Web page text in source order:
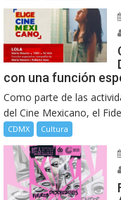
con una función
Como parte de las
del Cine Mexicano, el
CDMX Cultura